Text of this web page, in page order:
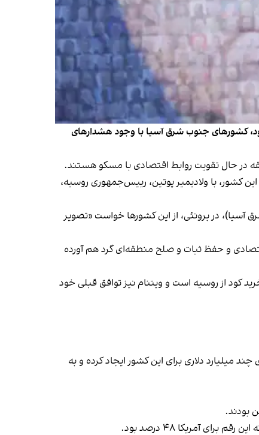
کشورهای جنوب شرق آسیا با وجود هشدارهای
این کشور، با ولادیمیر پوتین، رییس‌جمهوری روسیه،
آسیا)، در برونئی، از این کشورها خواست «تصویر
تقویت همکاری‌ها، توسعه اقتصادی و حفظ ثبات و صلح منطقه‌ای گرد هم آورده
کود از روسیه است و ویتنام نیز توافق قبلی خود
دلاری برای این کشور ایجاد کرده و به